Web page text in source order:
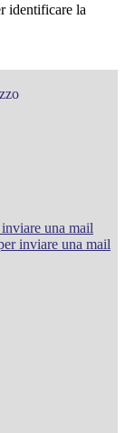
identificare la
una mail
inviare una mail